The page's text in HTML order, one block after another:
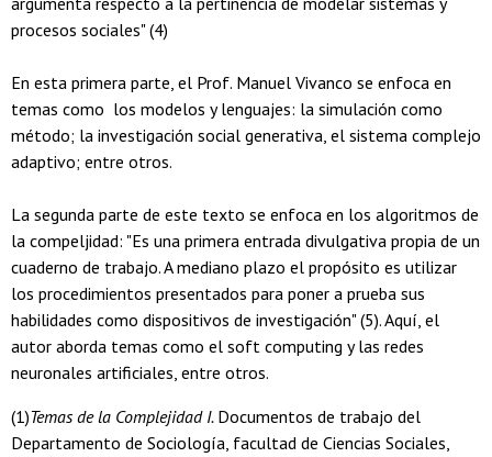
procesos sociales" (4)
En esta primera parte, el Prof. Manuel Vivanco se enfoca en
temas como los modelos y lenguajes: la simulación como
método; la investigación social generativa, el sistema complejo
adaptivo; entre otros.
La segunda parte de este texto se enfoca en los algoritmos de
la compeljidad: "Es una primera entrada divulgativa propia de un
cuaderno de trabajo. A mediano plazo el propósito es utilizar
los procedimientos presentados para poner a prueba sus
habilidades como dispositivos de investigación" (5). Aquí, el
autor aborda temas como el soft computing y las redes
neuronales artificiales, entre otros.
(1)Temas de la Complejidad I. Documentos de trabajo del
Departamento de Sociología, facultad de Ciencias Sociales,